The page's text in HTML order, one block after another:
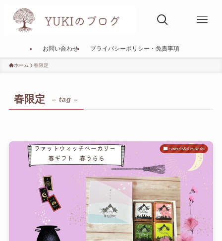
お問い合わせ プライバシーポリシー・免責事項
ホーム 春限定
春限定 – tag –
sweets&desserts